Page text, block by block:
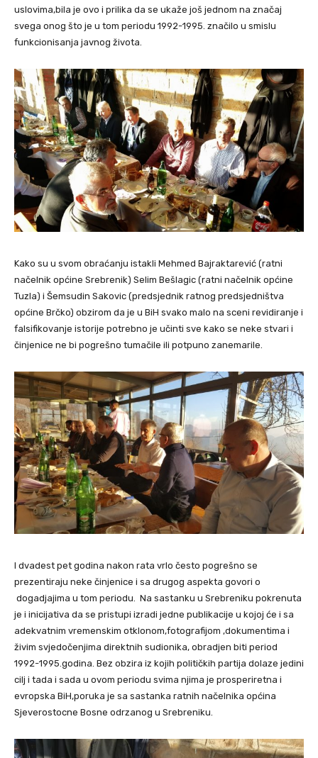
uslovima,bila je ovo i prilika da se ukaže još jednom na značaj
svega onog što je u tom periodu 1992-1995. značilo u smislu
funkcionisanja javnog života.
Kako su u svom obraćanju istakli Mehmed Bajraktarević (ratni
načelnik općine Srebrenik) Selim Bešlagic (ratni načelnik općine
Tuzla) i Šemsudin Sakovic (predsjednik ratnog predsjedništva
općine Brčko) obzirom da je u BiH svako malo na sceni revidiranje i
falsifikovanje istorije potrebno je učinti sve kako se neke stvari i
činjenice ne bi pogrešno tumačile ili potpuno zanemarile.
I dvadest pet godina nakon rata vrlo često pogrešno se
prezentiraju neke činjenice i sa drugog aspekta govori o
dogadjajima u tom periodu. Na sastanku u Srebreniku pokrenuta
je i inicijativa da se pristupi izradi jedne publikacije u kojoj će i sa
adekvatnim vremenskim otklonom,fotografijom ,dokumentima i
živim svjedočenjima direktnih sudionika, obradjen biti period
1992-1995.godina. Bez obzira iz kojih političkih partija dolaze jedini
cilj i tada i sada u ovom periodu svima njima je prosperiretna i
evropska BiH,poruka je sa sastanka ratnih načelnika općina
Sjeverostocne Bosne odrzanog u Srebreniku.